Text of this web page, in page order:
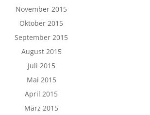
November 2015
Oktober 2015
September 2015
August 2015
Juli 2015
Mai 2015
April 2015
März 2015